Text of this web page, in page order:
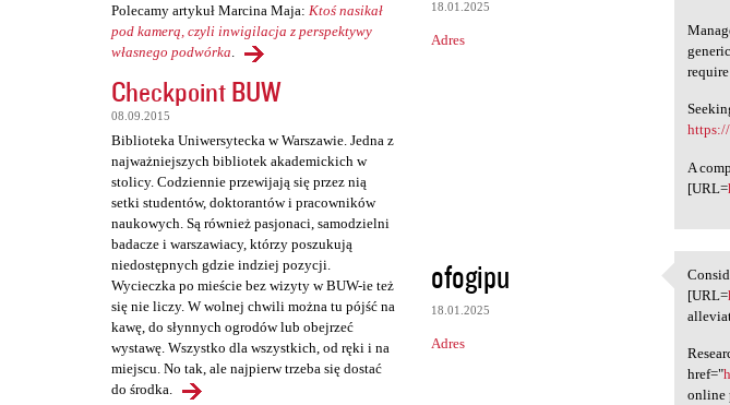
Polecamy artykuł Marcina Maja: Ktoś nasikał
pod kamerą, czyli inwigilacja z perspektywy
własnego podwórka.
Checkpoint BUW
08.09.2015
Biblioteka Uniwersytecka w Warszawie. Jedna z
najważniejszych bibliotek akademickich w
stolicy. Codziennie przewijają się przez nią
setki studentów, doktorantów i pracowników
naukowych. Są również pasjonaci, samodzielni
badacze i warszawiacy, którzy poszukują
niedostępnych gdzie indziej pozycji.
Wycieczka po mieście bez wizyty w BUW-ie też
się nie liczy. W wolnej chwili można tu pójść na
kawę, do słynnych ogrodów lub obejrzeć
wystawę. Wszystko dla wszystkich, od ręki i na
miejscu. No tak, ale najpierw trzeba się dostać
do środka.
m
e
18.01.2025
Adres
A
[URL=
ofogipu
18.01.2025
Adres
[URL=
href="
online